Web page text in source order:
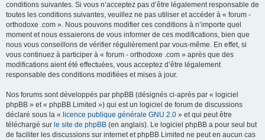
conditions suivantes. Si vous n’acceptez pas d’être légalement responsable de
toutes les conditions suivantes, veuillez ne pas utiliser et accéder à « forum -
orthodoxe .com ». Nous pouvons modifier ces conditions à n’importe quel
moment et nous essaierons de vous informer de ces modifications, bien que
nous vous conseillons de vérifier régulièrement par vous-même. En effet, si
vous continuez à participer à « forum - orthodoxe .com » après que des
modifications aient été effectuées, vous acceptez d’être légalement
responsable des conditions modifiées et mises à jour.
Nos forums sont développés par phpBB (désignés ci-après par « logiciel
phpBB » et « phpBB Limited ») qui est un logiciel de forum de discussions
déclaré sous la « licence publique générale GNU 2.0 » et qui peut être
téléchargé sur le site de phpBB (en anglais). Le logiciel phpBB a pour seul but
de faciliter les discussions sur internet et phpBB Limited ne peut en aucun cas